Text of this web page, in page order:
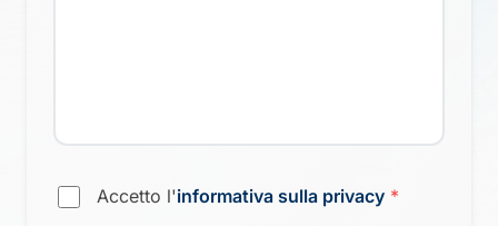
Accetto l'informativa sulla privacy *